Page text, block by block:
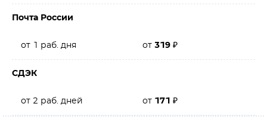
Почта России
от 1 раб. дня от 319 ₽
СДЭК
от 2 раб. дней от 171 ₽